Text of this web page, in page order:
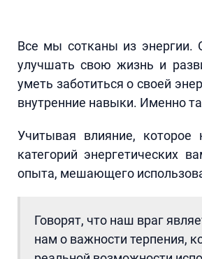
Все мы сотканы из энергии.
улучшать свою жизнь и
уметь заботиться о своей
внутренние навыки. Именно
Учитывая влияние,
категорий энергетических
опыта, мешающего
Говорят, что наш враг
нам о важности терпения,